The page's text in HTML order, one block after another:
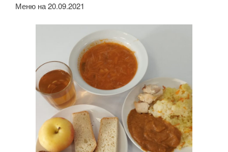
Меню на 20.09.2021